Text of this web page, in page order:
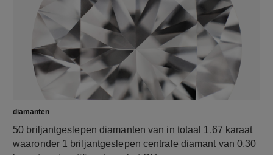
diamanten
50 briljantgeslepen diamanten van in totaal 1,67 karaat
waaronder 1 briljantgeslepen centrale diamant van 0,30